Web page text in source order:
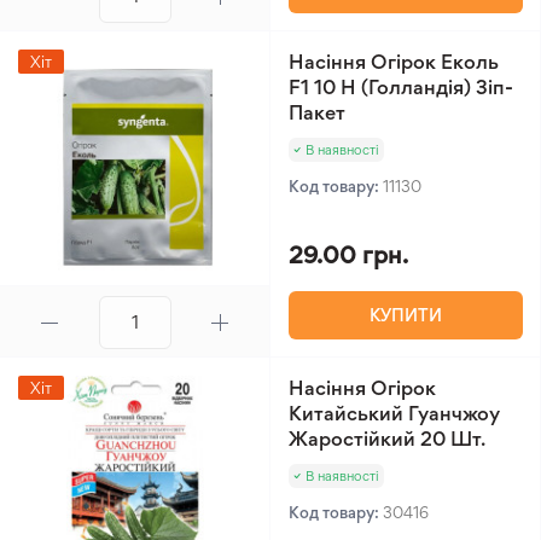
Хіт
Насіння Огірок Еколь
F1 10 Н (Голландія) Зіп-
Пакет
В наявності
Код товару: 11130
29.00 грн.
КУПИТИ
Хіт
Насіння Огірок
Китайський Гуанчжоу
Жаростійкий 20 Шт.
В наявності
Код товару: 30416